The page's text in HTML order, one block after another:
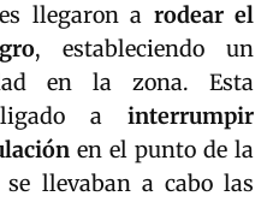
llegaron a rodear el
, estableciendo un
en la zona. Esta
a interrumpir
en el punto de la
llevaban a cabo las